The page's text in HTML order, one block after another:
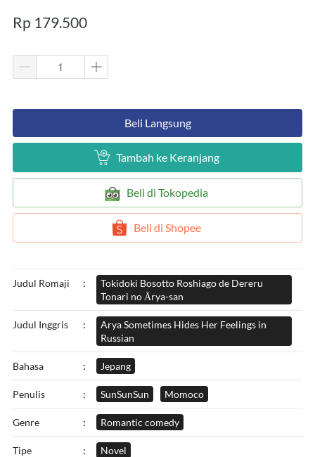
Rp 179.500
`Beli Langsung
` Tambah ke Keranjang
` Beli di Tokopedia
` Beli di Shopee
Judul Romaji :
Tokidoki Bosotto Roshiago de Dereru
Tonari no Ārya-san
Judul Inggris :
Arya Sometimes Hides Her Feelings in
Russian
Bahasa : Jepang
Penulis : SunSunSun Momoco
Genre : Romantic comedy
Tipe : Novel